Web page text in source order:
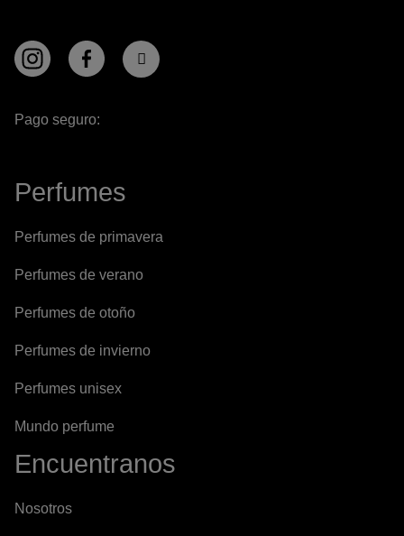
Pago seguro:
Perfumes
Perfumes de primavera
Perfumes de verano
Perfumes de otoño
Perfumes de invierno
Perfumes unisex
Mundo perfume
Encuentranos
Nosotros